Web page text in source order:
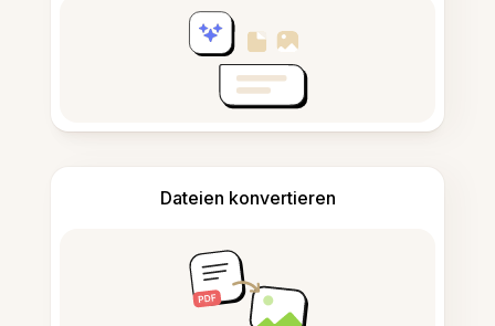
Dateien konvertieren